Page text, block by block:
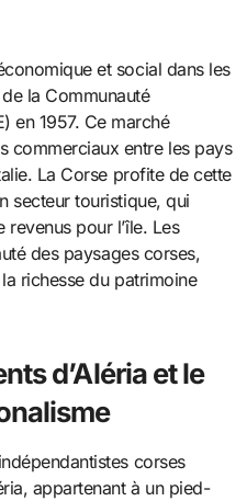
et social dans les
la Communauté
en 1957. Ce marché
commerciaux entre les pays
La Corse profite de cette
secteur touristique, qui
pour l’île. Les
des paysages corses,
richesse du patrimoine
d’Aléria et le
corses
appartenant à un pied-